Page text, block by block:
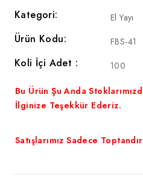
Kategori: El Yayı
Ürün Kodu: FBS-41
Koli İçi Adet : 100
Bu Ürün Şu Anda
İlginize Teşekkür Ederiz.
Satışlarımız Sadece Toptandır